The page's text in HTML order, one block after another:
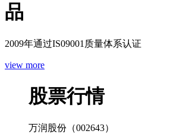
品
2009年通过IS09001质量体系认证
view more
股票行情
万润股份（002643）